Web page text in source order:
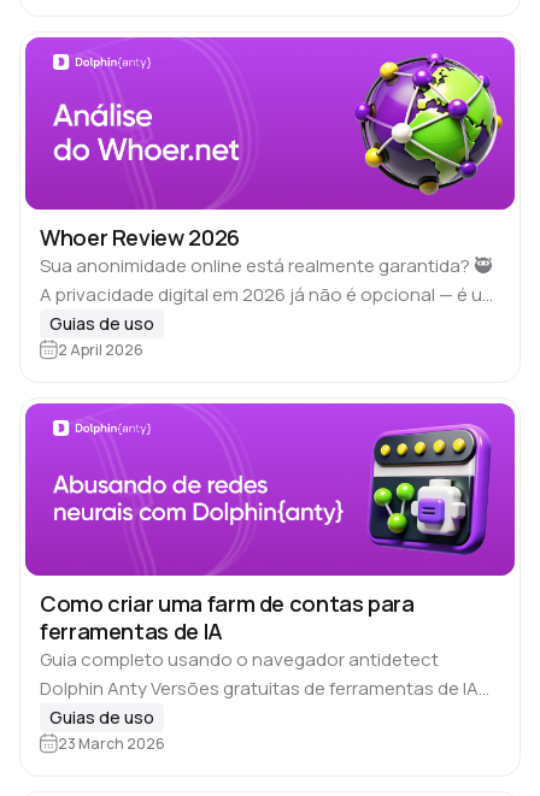
Whoer Review 2026
Sua anonimidade online está realmente garantida? 🥷
A privacidade digital em 2026 já não é opcional — é um
requisito básico para trabalhar online. Todos os sites
tentam coletar seus…
Guias de uso
2 April 2026
Como criar uma farm de contas para
ferramentas de IA
Guia completo usando o navegador antidetect
Dolphin Anty Versões gratuitas de ferramentas de IA
quase sempre vêm com 🙅‍♂️limites de uso (rate limits),
quantidade limitada de interações ou tempo de…
Guias de uso
23 March 2026